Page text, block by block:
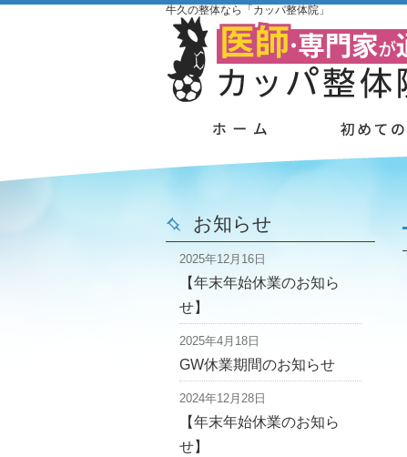
牛久の整体なら「カッパ整体院」
お知らせ
2025年12月16日
【年末年始休業のお知ら
せ】
2025年4月18日
GW休業期間のお知らせ
2024年12月28日
【年末年始休業のお知ら
せ】